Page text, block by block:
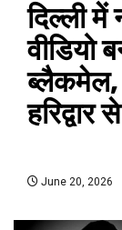
दिल्ली में
वीडियो
ब्लैकमेल,
हरिद्वार
June 20, 2026